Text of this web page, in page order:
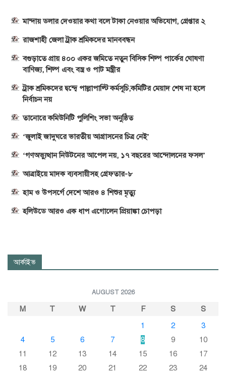
মান্দায় ডলার দেওয়ার কথা বলে টাকা নেওয়ার অভিযোগ, গ্রেপ্তার ২
রাজশাহী জেলা ট্রাক শ্রমিকদের মানববন্ধন
বগুড়াতে প্রায় ৪০০ একর জমিতে নতুন বিসিক শিল্প পার্কের ঘোষণা
বাণিজ্য, শিল্প এবং বস্ত্র ও পাট মন্ত্রীর
ট্রাক শ্রমিকদের দ্বন্দ্বে পাল্লাপাল্টি কর্মসূচি,কমিটির মেয়াদ শেষ না হলে
নির্বাচন নয়
তানোরে কমিউনিটি পুলিশিং সভা অনুষ্ঠিত
‘জুলাই জাদুঘরে ভারতীয় আগ্রাসনের চিত্র নেই’
‘গণঅভ্যুত্থান নিউটনের আপেল নয়, ১৭ বছরের আন্দোলনের ফসল’
আত্রাইয়ে মাদক ব্যবসায়ীসহ গ্রেফতার-৮
হাম ও উপসর্গে দেশে আরও ৪ শিশুর মৃত্যু
হলিউডে আরও এক ধাপ এগোলেন প্রিয়াঙ্কা চোপড়া
আর্কাইভ
AUGUST 2026
M T W T F S
S
1
2
3
4
5 6 7 8 9
10
11
12 13 14 15 16
17
18
19 20 21 22 23
24